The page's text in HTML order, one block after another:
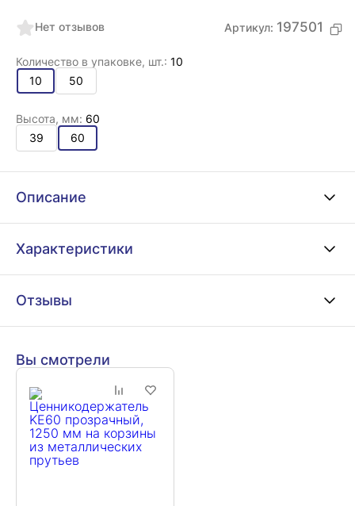
Нет отзывов Артикул: 197501
Количество в упаковке, шт.: 10
10
50
Высота, мм: 60
39
60
Описание
Характеристики
Отзывы
Вы смотрели